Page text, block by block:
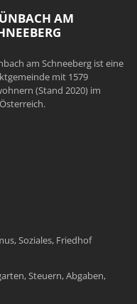
AM
am Schneeberg ist eine
mit 1579
(Stand 2020) im
Soziales, Friedhof
Steuern, Abgaben,